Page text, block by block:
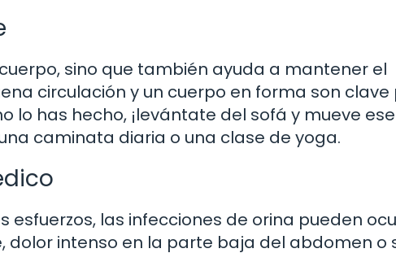
sino que también ayuda a mantener el
circulación y un cuerpo en forma son clave
lo has hecho, ¡levántate del sofá y mueve ese
caminata diaria o una clase de yoga.
las infecciones de orina pueden
intenso en la parte baja del abdomen o